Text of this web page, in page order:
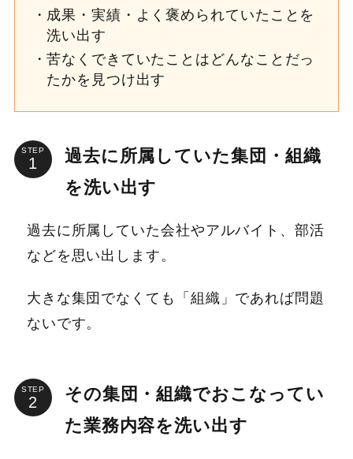
成果・実績・よく褒められていたことを
洗い出す
苦なくできていたことはどんなことだっ
たかを見つけ出す
STEP
過去に所属していた集団・組織
を洗い出す
過去に所属していた会社やアルバイト、部活
などを思い出します。
大きな集団でなくても「組織」であれば問題
ないです。
STEP
その集団・組織でおこなってい
た業務内容を洗い出す